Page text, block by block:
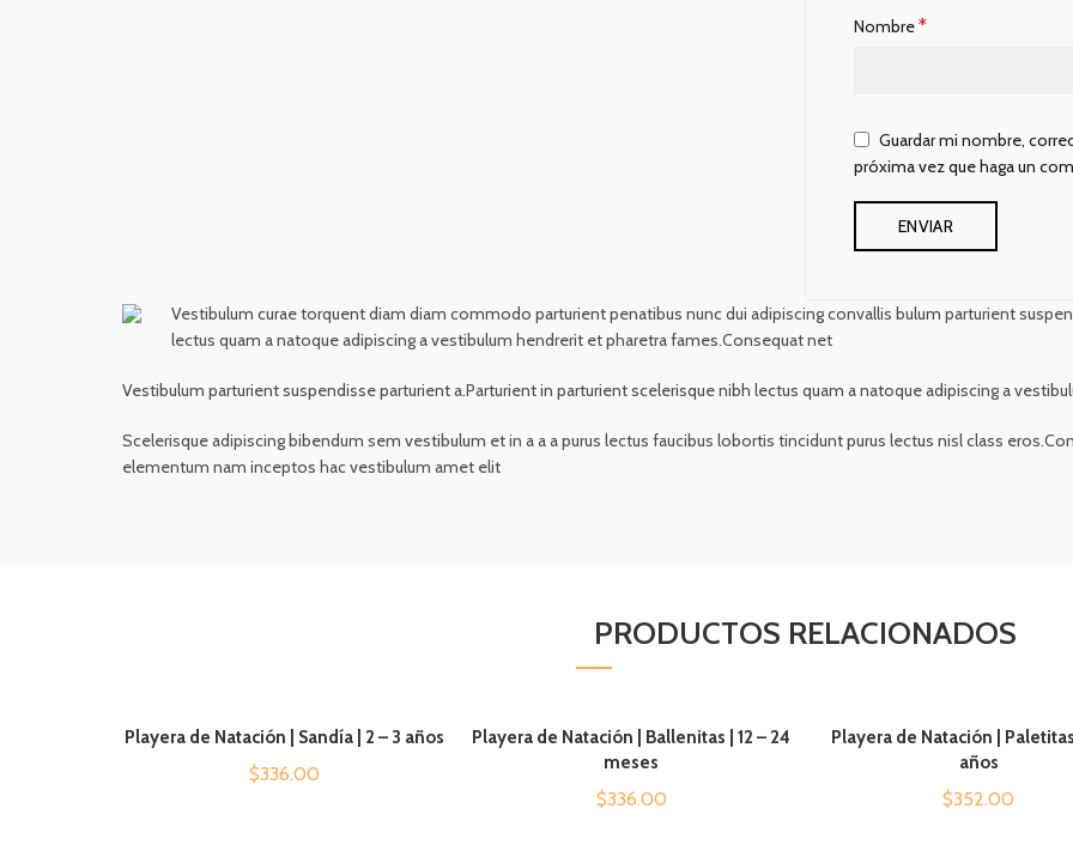
Nombre*
Guardar mi nombre,
próxima vez que haga un
Vestibulum curae torquent diam diam commodo parturient penatibus nunc dui adipiscing convallis bulum parturient
lectus quam a natoque adipiscing a vestibulum hendrerit et pharetra fames.Consequat net
Vestibulum parturient suspendisse parturient a.Parturient in parturient scelerisque nibh lectus quam a natoque adipiscing a
Scelerisque adipiscing bibendum sem vestibulum et in a a a purus lectus faucibus lobortis tincidunt purus lectus nisl class
elementum nam inceptos hac vestibulum amet elit
PRODUCTOS RELACIONADOS
AÑADIR AL CARRITO
Playera de Natación | Sandía | 2 – 3 años
$336.00
AÑADIR AL CARRITO
Playera de Natación | Ballenitas | 12 – 24
meses
$336.00
AÑADIR AL CARRITO
Playera de Natación |
años
$352.00